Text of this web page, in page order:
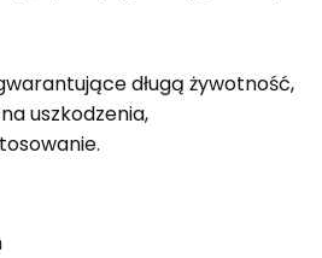
długą żywotność,
uszkodzenia,